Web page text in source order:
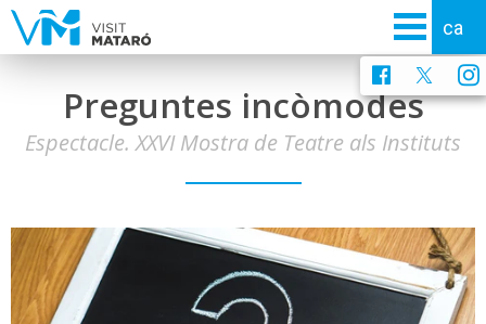
Preguntes incòmodes
Espectacle. XXVI Mostra de Teatre als Instituts